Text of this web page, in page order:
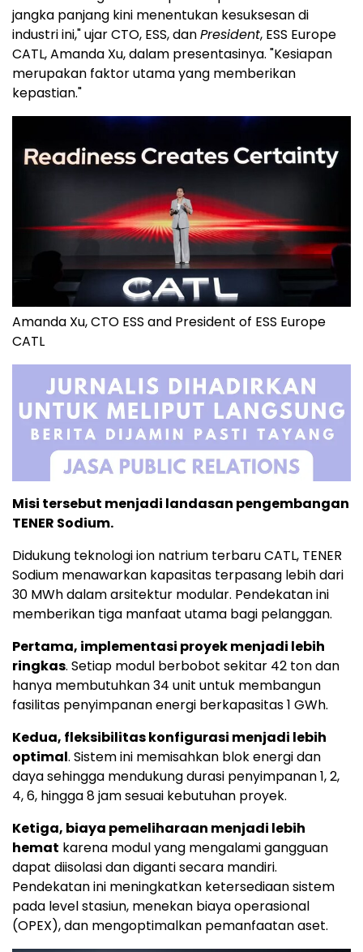
jangka panjang kini menentukan kesuksesan di
industri ini," ujar CTO, ESS, danPresident, ESS Europe
CATL, Amanda Xu, dalam presentasinya. "Kesiapan
merupakan faktor utama yang memberikan
kepastian."
Amanda Xu, CTO ESS and President of ESS Europe
CATL
Misi tersebut menjadi landasan pengembangan
TENER Sodium.
Didukung teknologi ion natrium terbaru CATL, TENER
Sodium menawarkan kapasitas terpasang lebih dari
30 MWh dalam arsitektur modular. Pendekatan ini
memberikan tiga manfaat utama bagi pelanggan.
Pertama, implementasi proyek menjadi lebih
ringkas. Setiap modul berbobot sekitar 42 ton dan
hanya membutuhkan 34 unit untuk membangun
fasilitas penyimpanan energi berkapasitas 1 GWh.
Kedua, fleksibilitas konfigurasi menjadi lebih
optimal. Sistem ini memisahkan blok energi dan
daya sehingga mendukung durasi penyimpanan 1, 2,
4, 6, hingga 8 jam sesuai kebutuhan proyek.
Ketiga, biaya pemeliharaan menjadi lebih
hemat karena modul yang mengalami gangguan
dapat diisolasi dan diganti secara mandiri.
Pendekatan ini meningkatkan ketersediaan sistem
pada level stasiun, menekan biaya operasional
(OPEX), dan mengoptimalkan pemanfaatan aset.